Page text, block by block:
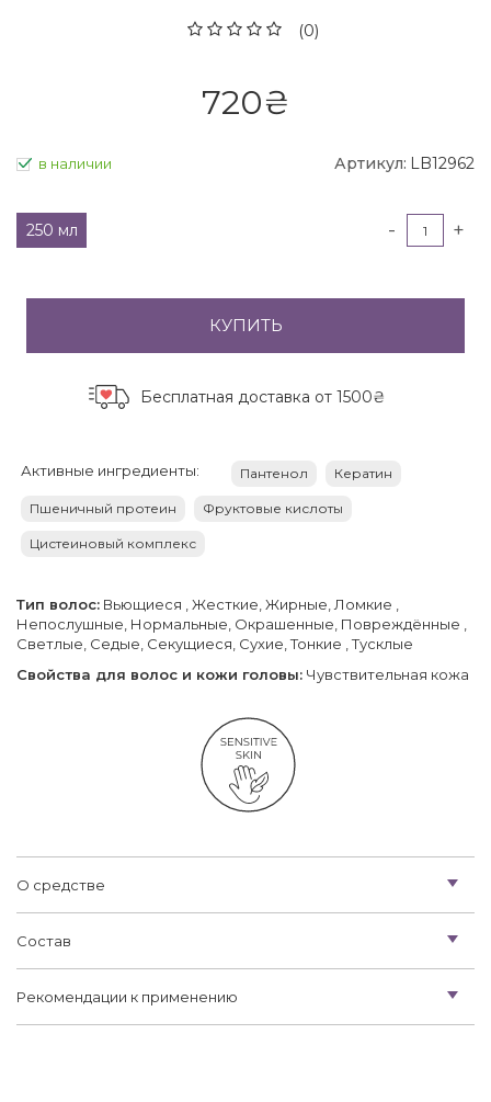
(0)
720₴
в наличии Артикул: LB12962
250 мл - +
КУПИТЬ
Бесплатная доставка от 1500₴
Активные ингредиенты: Пантенол Кератин
Пшеничный протеин Фруктовые кислоты
Цистеиновый комплекс
Тип волос: Вьющиеся , Жесткие, Жирные, Ломкие ,
Непослушные, Нормальные, Окрашенные, Повреждённые ,
Светлые, Седые, Секущиеся, Сухие, Тонкие , Тусклые
Свойства для волос и кожи головы: Чувствительная кожа
О средстве
Состав
Рекомендации к применению